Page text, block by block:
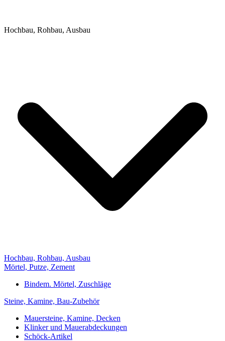
Hochbau, Rohbau, Ausbau
Hochbau, Rohbau, Ausbau
Mörtel, Putze, Zement
Bindem. Mörtel, Zuschläge
Steine, Kamine, Bau-Zubehör
Mauersteine, Kamine, Decken
Klinker und Mauerabdeckungen
Schöck-Artikel